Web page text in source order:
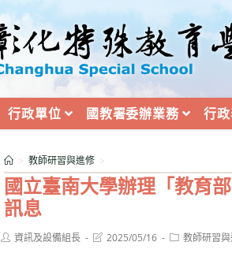
行政單位 國教署委辦業務 行
國立臺南大學辦理「教育
訊息
> 教師研習與進修 >
Post資訊及設備組長
Post2025/05/16
Post教師研習